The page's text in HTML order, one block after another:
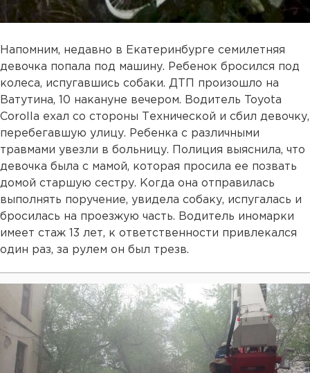
Напомним, недавно в Екатеринбурге семилетняя
девочка попала под машину. Ребенок бросился под
колеса, испугавшись собаки. ДТП произошло на
Ватутина, 10 накануне вечером. Водитель Toyota
Corolla ехал со стороны Технической и сбил девочку,
перебегавшую улицу. Ребенка с различными
травмами увезли в больницу. Полиция выяснила, что
девочка была с мамой, которая просила ее позвать
домой старшую сестру. Когда она отправилась
выполнять поручение, увидела собаку, испугалась и
бросилась на проезжую часть. Водитель иномарки
имеет стаж 13 лет, к ответственности привлекался
один раз, за рулем он был трезв.